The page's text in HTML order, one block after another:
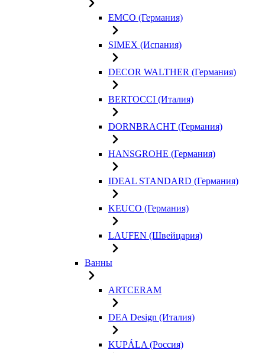
EMCO (Германия)
SIMEX (Испания)
DECOR WALTHER (Германия)
BERTOCCI (Италия)
DORNBRACHT (Германия)
HANSGROHE (Германия)
IDEAL STANDARD (Германия)
KEUCO (Германия)
LAUFEN (Швейцария)
Ванны
ARTCERAM
DEA Design (Италия)
KUPÁLA (Россия)